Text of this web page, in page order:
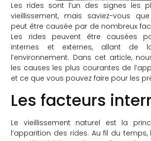
Les rides sont l’un des signes les
vieillissement, mais saviez-vous
peut être causée par de nombreux
Les rides peuvent être causées
internes et externes, allant de
l’environnement. Dans cet article,
les causes les plus courantes de
et ce que vous pouvez faire pour les
Les facteurs
Le vieillissement naturel est la
l’apparition des rides. Au fil du